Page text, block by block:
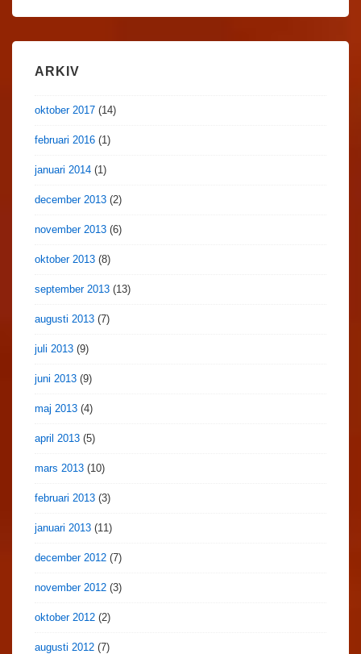
ARKIV
oktober 2017 (14)
februari 2016 (1)
januari 2014 (1)
december 2013 (2)
november 2013 (6)
oktober 2013 (8)
september 2013 (13)
augusti 2013 (7)
juli 2013 (9)
juni 2013 (9)
maj 2013 (4)
april 2013 (5)
mars 2013 (10)
februari 2013 (3)
januari 2013 (11)
december 2012 (7)
november 2012 (3)
oktober 2012 (2)
augusti 2012 (7)